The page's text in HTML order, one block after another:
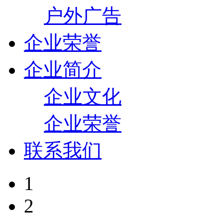
户外广告
企业荣誉
企业简介
企业文化
企业荣誉
联系我们
1
2